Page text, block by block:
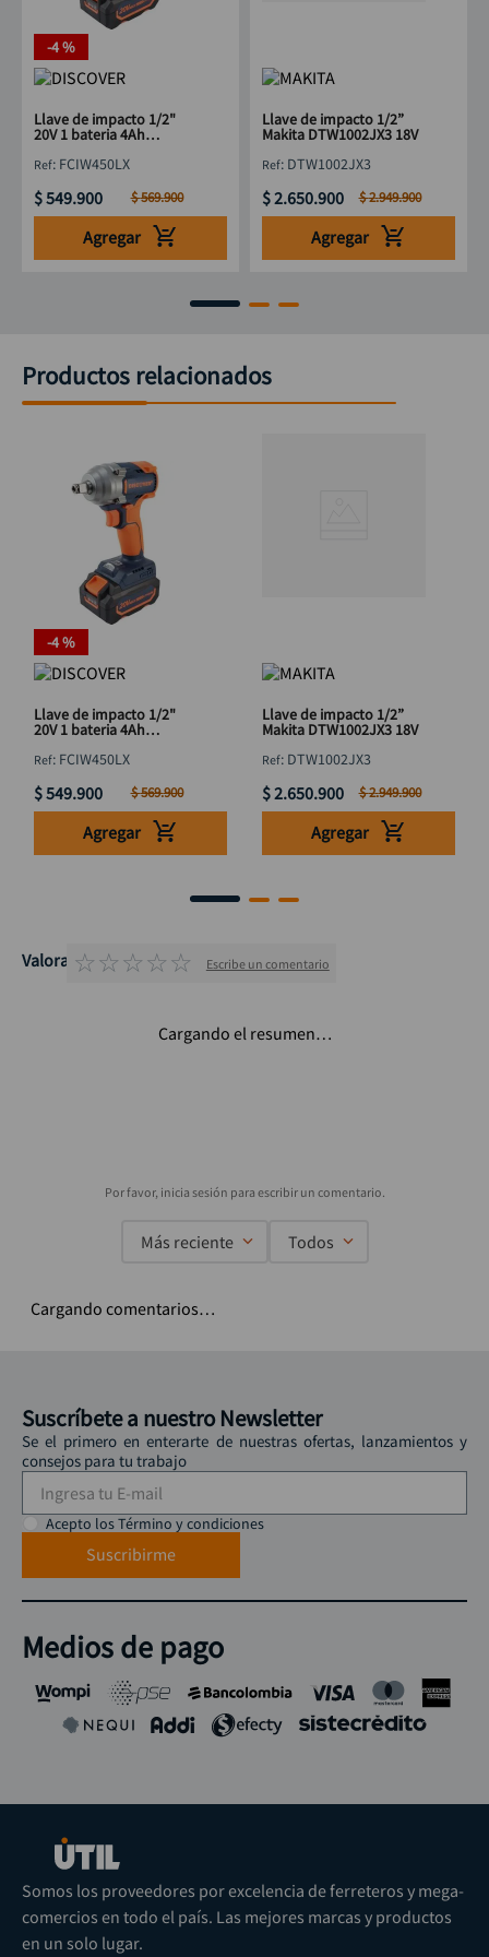
-4 %
Llave de impacto 1/2"
20V 1 bateria 4Ah
Discover
: FCIW450LX
$549.900 $569.900
Agregar
Llave de impacto 1/2”
Makita DTW1002JX3 18V
: DTW1002JX3
$2.650.900 $2.949.900
Agregar
Productos relacionados
-4 %
Llave de impacto 1/2"
20V 1 bateria 4Ah
Discover
: FCIW450LX
$549.900 $569.900
Agregar
Llave de impacto 1/2”
Makita DTW1002JX3 18V
: DTW1002JX3
$2.650.900 $2.949.900
Agregar
Valoraciones
☆☆☆☆☆ Escribe un comentario
Cargando el resumen…
Más reciente Todos
Cargando comentarios…
Suscríbete a nuestro Newsletter
Se el primero en enterarte de nuestras ofertas, lanzamientos y
consejos para tu trabajo
Acepto los Término y condiciones
Suscribirme
Medios de pago
Somos los proveedores por excelencia de ferreteros y mega-
comercios en todo el país. Las mejores marcas y productos
en un solo lugar.